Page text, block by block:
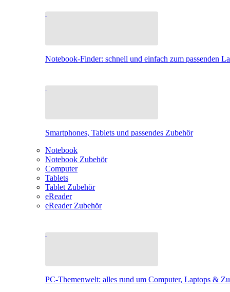
Notebook-Finder: schnell und einfach zum passenden
Smartphones, Tablets und passendes Zubehör
Notebook
Notebook Zubehör
Computer
Tablets
Tablet Zubehör
eReader
eReader Zubehör
PC-Themenwelt: alles rund um Computer, Laptops &